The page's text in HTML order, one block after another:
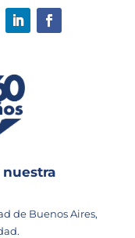
nuestra
de Buenos Aires,